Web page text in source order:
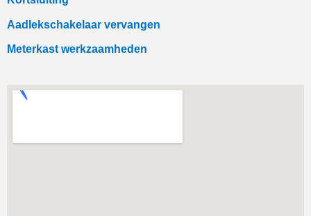
Aadlekschakelaar vervangen
Meterkast werkzaamheden